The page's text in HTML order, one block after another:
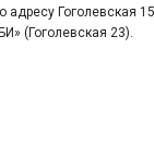
адресу Гоголевская
(Гоголевская 23).